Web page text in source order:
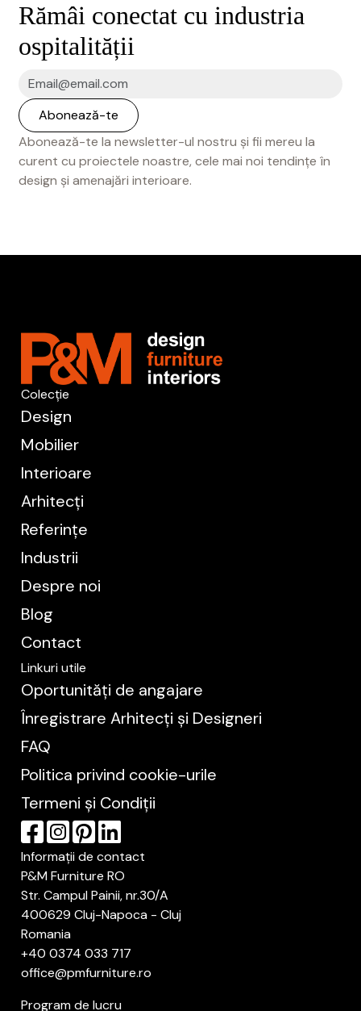
Rămâi conectat cu industria
ospitalității
Abonează-te la newsletter-ul nostru și fii mereu la
curent cu proiectele noastre, cele mai noi tendințe în
design și amenajări interioare.
Colecție
Design
Mobilier
Interioare
Arhitecți
Referințe
Industrii
Despre noi
Blog
Contact
Linkuri utile
Oportunități de angajare
Înregistrare Arhitecți și Designeri
FAQ
Politica privind cookie-urile
Termeni și Condiții
Informații de contact
P&M Furniture RO
Str. Campul Painii, nr.30/A
400629 Cluj-Napoca - Cluj
Romania
+40 0374 033 717
office@pmfurniture.ro
Program de lucru